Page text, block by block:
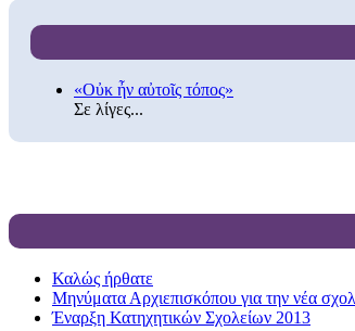
«Οὐκ ἦν αὐτοῖς τόπος»
Σε λίγες...
Καλώς ήρθατε
Μηνύματα Αρχιεπισκόπου για την νέα
Έναρξη Κατηχητικών Σχολείων 2013